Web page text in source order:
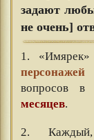
задают
не очень]
1.
персонажей
вопросов в
месяцев.
2.